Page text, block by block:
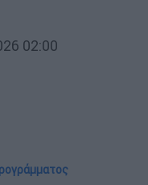
02:00